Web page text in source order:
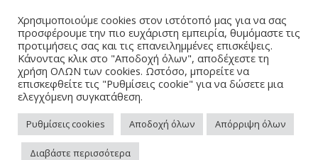
Τομέας Γραμμάτων και Τεχνών
Τροχονομία
Copyright 2026 © Δήμος Στροβόλου, All Rights Reserved. / Powered by
NETinfo Plc
Χρησιμοποιούμε cookies στον ιστότοπό μας για να σας
προσφέρουμε την πιο ευχάριστη εμπειρία, θυμόμαστε τις
προτιμήσεις σας και τις επανειλημμένες επισκέψεις.
Κάνοντας κλικ στο "Αποδοχή όλων", αποδέχεστε τη
χρήση ΟΛΩΝ των cookies. Ωστόσο, μπορείτε να
επισκεφθείτε τις "Ρυθμίσεις cookie" για να δώσετε μια
ελεγχόμενη συγκατάθεση.
Ρυθμίσεις cookies Αποδοχή όλων Απόρριψη όλων
Διαβάστε περισσότερα